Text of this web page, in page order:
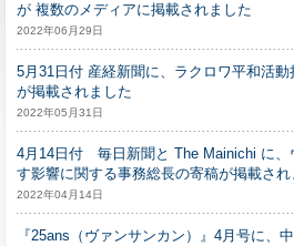
が 複数のメディアに掲載されました
2022年06月29日
5月31日付 産経新聞に、ラクロワ平和活
が掲載されました
2022年05月31日
4月14日付 毎日新聞と The Mainichi に、
す影響に関する事務総長の寄稿が掲載され
2022年04月14日
『25ans（ヴァンサンカン）』4月号に、